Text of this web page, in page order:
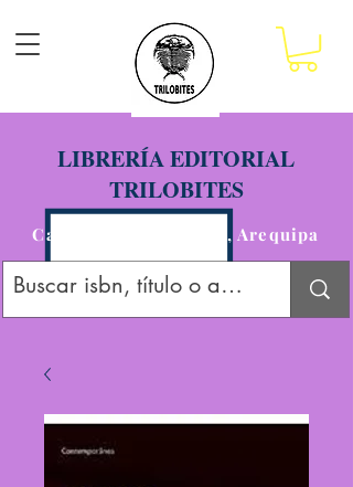
LIBRERÍA EDITORIAL
TRILOBITES
Calle San Agustín 201, Arequipa